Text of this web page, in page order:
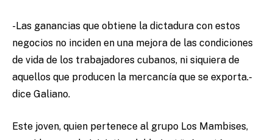
-Las ganancias que obtiene la dictadura con estos
negocios no inciden en una mejora de las condiciones
de vida de los trabajadores cubanos, ni siquiera de
aquellos que producen la mercancía que se exporta.-
dice Galiano.
Este joven, quien pertenece al grupo Los Mambises,